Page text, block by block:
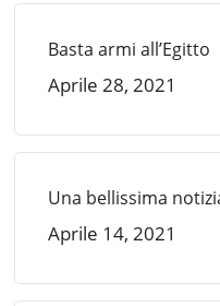
Basta armi all’Egitto
Aprile 28, 2021
Una bellissima
Aprile 14, 2021